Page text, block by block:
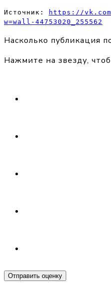
Источник:
https://
w=wall-44753020_255562
Насколько публикация
Нажмите на звезду,
Отправить оценку